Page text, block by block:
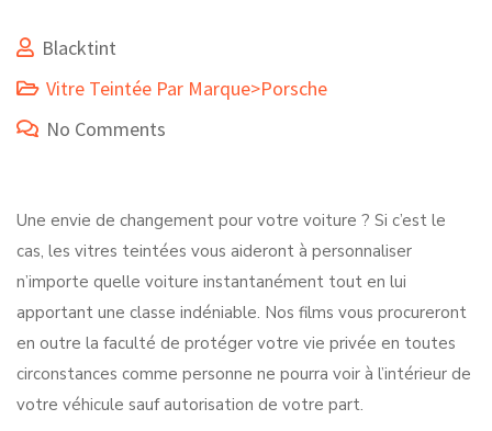
Blacktint
Vitre Teintée Par Marque>Porsche
No Comments
Une envie de changement pour votre voiture ? Si c’est le
cas, les vitres teintées vous aideront à personnaliser
n’importe quelle voiture instantanément tout en lui
apportant une classe indéniable. Nos films vous procureront
en outre la faculté de protéger votre vie privée en toutes
circonstances comme personne ne pourra voir à l’intérieur de
votre véhicule sauf autorisation de votre part.